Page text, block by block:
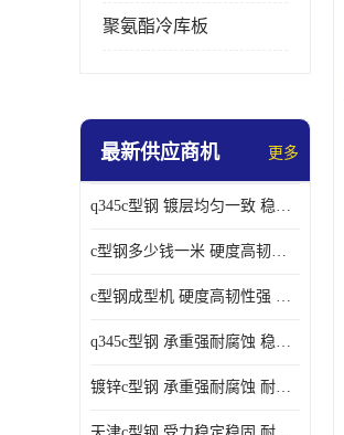
聚氨酯冷库板
最新供应商机 更多
q345c型钢 镀层均匀一致 稳重支撑承载力大
c型钢多少钱一米 硬度高韧性强 光洁无毛刺
c型钢成型机 硬度高韧性强 防腐耐蚀性能好
q345c型钢 承重强耐腐蚀 稳重支撑承载力大
镀锌c型钢 承重强耐腐蚀 耐腐蚀 耐高温